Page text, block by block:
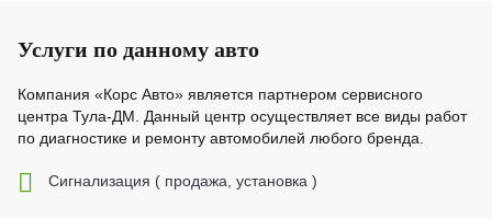
Услуги по данному авто
Компания «Корс Авто» является партнером сервисного
центра Тула-ДМ. Данный центр осуществляет все виды работ
по диагностике и ремонту автомобилей любого бренда.
Cигнализация ( продажа, установка )